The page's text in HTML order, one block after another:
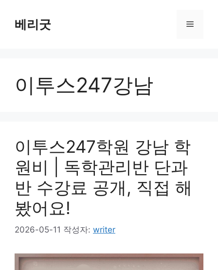
베리굿 메
이투스247강남
이투스247학원 강남 학
원비 | 독학관리반 단과
반 수강료 공개, 직접 해
봤어요!
2026-05-11 작성자: writer